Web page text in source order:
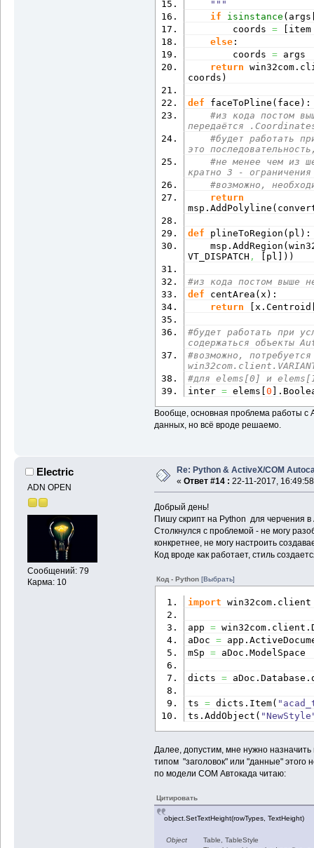
"""
if
isinstance ( args
coords =
else :
coords = args
return win32com.
coords )
def faceToPline ( face ) :
#из кода постом
передаётся
#будет работать
это
#не менее чем из
кратно 3 -
#возможно,
return
msp.AddPolyline (
def plineToRegion ( pl ) :
msp.AddRegion (
VT_DISPATCH , pl ) )
#из кода постом выше
def centArea (x ) :
return
[x.Centroid
#будет работать при
содержаться объекты
#возможно,
#для elems[0] и
inter = elems [0 .
Вообще, основная проблема работы с
данных, но всё вроде решаемо.
Electric
ADN OPEN
Сообщений: 79
Карма: 10
Re: Python & ActiveX/COM
« Ответ #14 : 22-11-2017,
Добрый день!
Пишу скрипт на Python для черчения в
Столкнулся с проблемой - не могу
конкретнее, не могу настроить
Код вроде как работает, стиль
Код - Python [Выбрать]
import win32com. client
app = win32com. client .
aDoc = app.
mSp = aDoc.ModelSpace
dicts = aDoc.Database .
ts = dicts. Item(
ts.AddObject (
Далее, допустим, мне нужно
типом "заголовок" или "данные" этого
по модели COM Автокада читаю:
Цитировать
object.SetTextHeight(rowTypes, TextHeight)
Object
Table, TableStyle